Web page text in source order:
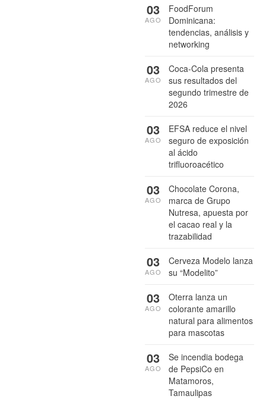
FoodForum
Dominicana:
tendencias, análisis y
networking
03
AGO
Coca-Cola presenta
sus resultados del
segundo trimestre de
2026
03
AGO
EFSA reduce el nivel
seguro de exposición
al ácido
trifluoroacético
03
AGO
Chocolate Corona,
marca de Grupo
Nutresa, apuesta por
el cacao real y la
trazabilidad
03
AGO
Cerveza Modelo lanza
su “Modelito”
03
AGO
Oterra lanza un
colorante amarillo
natural para alimentos
para mascotas
03
AGO
Se incendia bodega
de PepsiCo en
Matamoros,
Tamaulipas
03
AGO